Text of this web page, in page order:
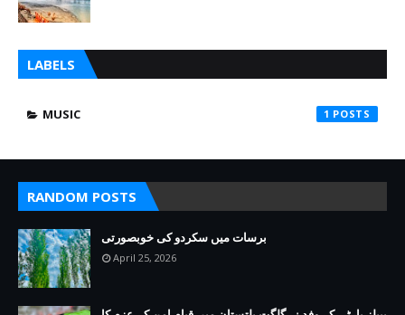
LABELS
MUSIC 1
RANDOM POSTS
برسات میں سکردو کی خوبصورتی
April 25, 2026